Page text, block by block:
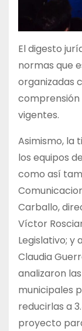
El digesto
normas que
organizadas
comprensión
vigentes.
Asimismo, la
los equipos
como así
Carballo,
Víctor
Legislativo; y
Claudia
analizaron
municipales
reducirlas a
proyecto